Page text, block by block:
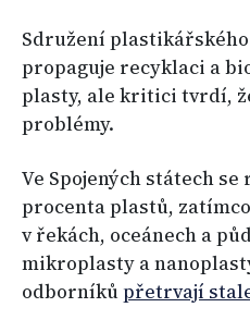
Sdružení
propaguje recyklaci a
plasty, ale kritici tvrdí,
problémy.
Ve Spojených státech
procenta plastů,
v řekách, oceánech a
mikroplasty a
odborníkůpřetrvají